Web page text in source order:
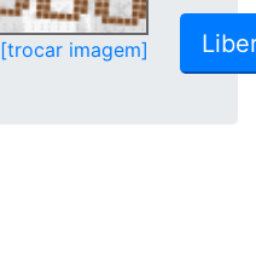
[trocar imagem]